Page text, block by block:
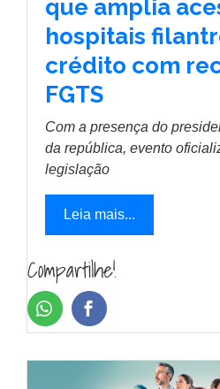
que amplia
hospitais
crédito com
FGTS
Com a presença do
da república, evento
legislação
Leia mais...
Compartilhe!